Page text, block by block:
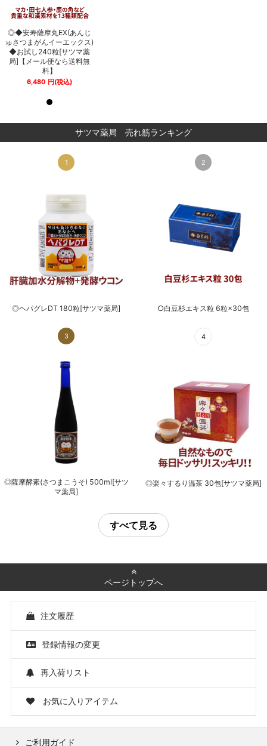
◎◆安寿薩摩丸EX(あんじ
ゅさつまがんイーエックス)
◆お試し240粒[サツマ薬
局]【メール便なら送料無
料】
6,480 円 (税込)
サツマ薬局 売れ筋ランキング
1
◎ヘパグレDT 180粒[サツマ薬局]
2
○白豆杉エキス粒 6粒×30包
3
◎薩摩酵素(さつまこうそ) 500ml[サツ
マ薬局]
4
◎楽々するり温茶 30包[サツマ薬局]
すべて見る
ページトップへ
注文履歴
登録情報の変更
再入荷リスト
お気に入りアイテム
ご利用ガイド